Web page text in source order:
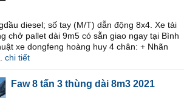
diesel; số tay (M/T) dẫn động 8x4. Xe tải
chở pallet dài 9m5 có sẵn giao ngay tại Bình
xe dongfeng hoàng huy 4 chân: + Nhãn
chi tiết
Faw 8 tấn 3 thùng dài 8m3 2021